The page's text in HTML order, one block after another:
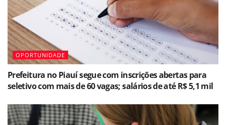
OPORTUNIDADE
Prefeitura no Piauí segue com inscrições abertas para
seletivo com mais de 60 vagas; salários de até R$ 5,1 mil